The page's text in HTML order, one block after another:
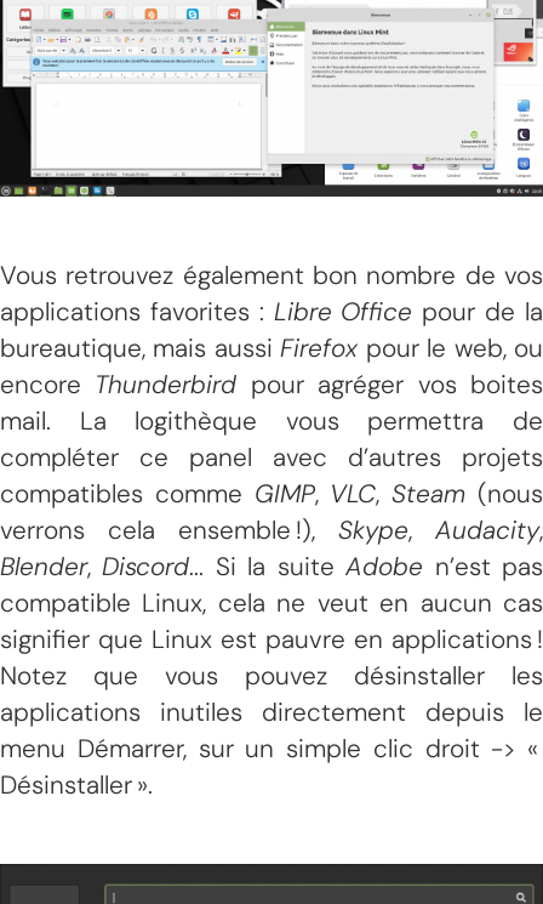
Vous retrouvez également bon nombre de vos
applications favorites : Libre Office pour de la
bureautique, mais aussiFirefox pour le web, ou
encore Thunderbird pour agréger vos boites
mail. La logithèque vous permettra de
compléter ce panel avec d’autres projets
compatibles comme GIMP, VLC,Steam (nous
verrons cela ensemble !), Skype, Audacity,
Blender,Discord... Si la suiteAdobe n’est pas
compatible Linux, cela ne veut en aucun cas
signifier que Linux est pauvre en applications !
Notez que vous pouvez désinstaller les
applications inutiles directement depuis le
menu Démarrer, sur un simple clic droit -> «
Désinstaller ».